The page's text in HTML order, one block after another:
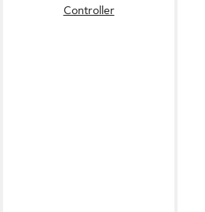
Controller